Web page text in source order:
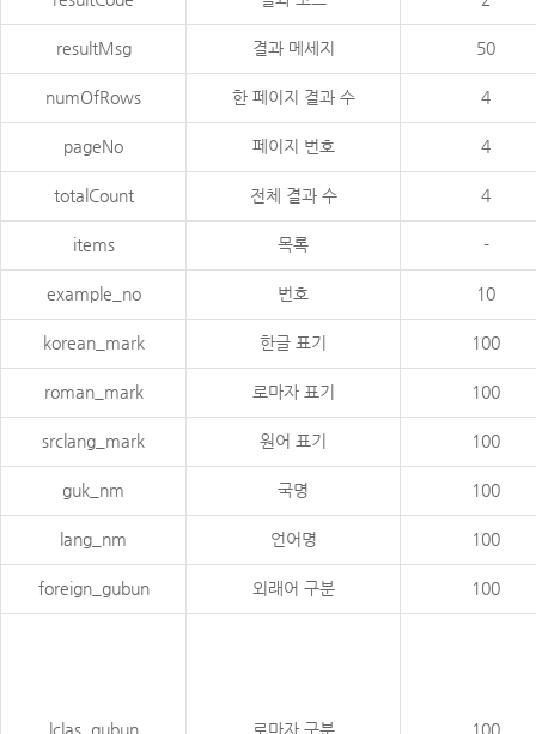
resultMsg 결과 메세지 50
numOfRows 한 페이지 결과 수 4
pageNo 페이지 번호 4
totalCount 전체 결과 수 4
items 목록 -
example_no 번호 10
korean_mark 한글 표기 100
roman_mark 로마자 표기 100
srclang_mark 원어 표기 100
guk_nm 국명 100
lang_nm 언어명 100
foreign_gubun 외래어 구분 100
lclas_gubun 로마자 구분 100